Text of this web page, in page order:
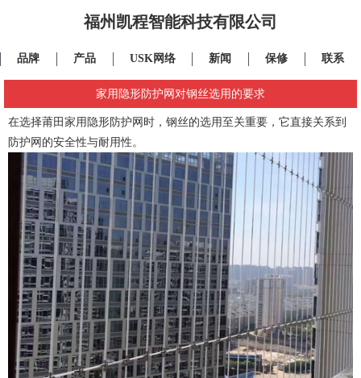
福州凯程智能科技有限公司
品牌 产品 USK网络 新闻 保修 联系
家用隐形防护网对钢丝选用的要求
在选择莆田家用隐形防护网 时，钢丝的选用至关重要，它直接关系到
防护网的安全性与耐用性。